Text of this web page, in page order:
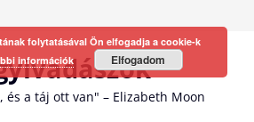
és a táj ott van" – Elizabeth Moon
folytatásával Ön elfogadja a cookie-k
információk Elfogadom